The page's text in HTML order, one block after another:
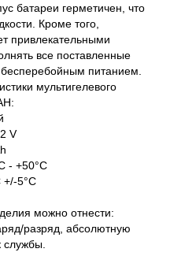
батареи герметичен, что
Кроме того,
привлекательными
все поставленные
питанием.
мультигелевого
V
- +50°С
+/-5°С
можно отнести:
разряд, абсолютную
службы.